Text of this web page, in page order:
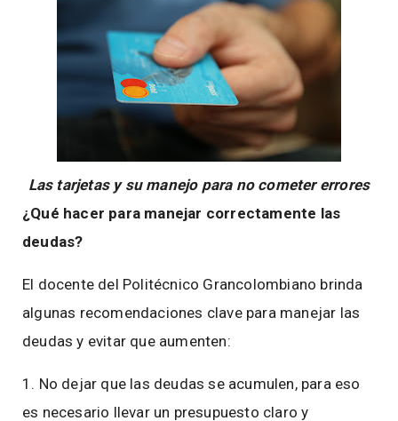
Las tarjetas y su manejo para no cometer errores
¿Qué hacer para manejar correctamente las
deudas?
El docente del Politécnico Grancolombiano brinda
algunas recomendaciones clave para manejar las
deudas y evitar que aumenten:
1. No dejar que las deudas se acumulen, para eso
es necesario llevar un presupuesto claro y